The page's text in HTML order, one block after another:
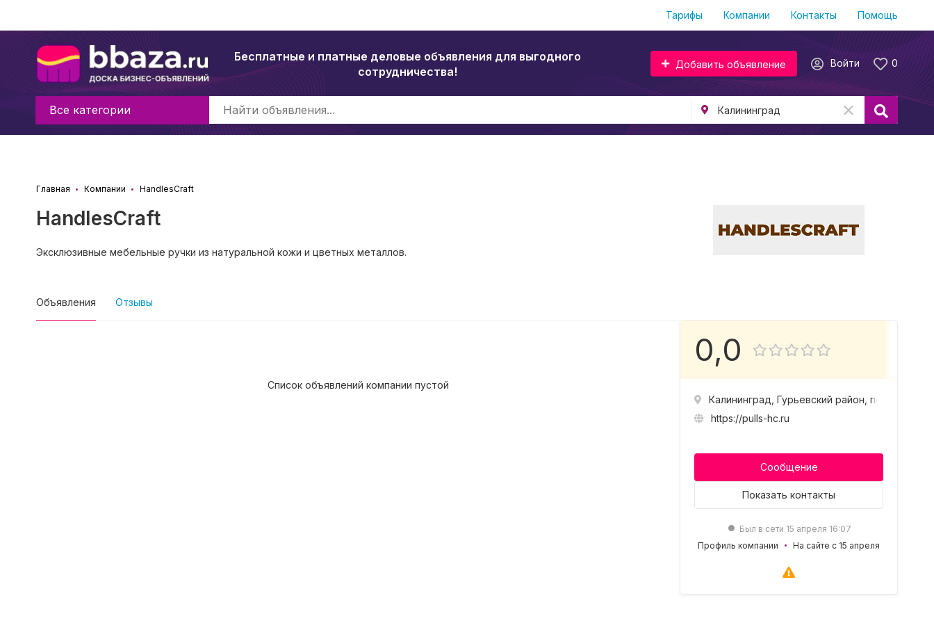
Тарифы Компании Контакты Помощь
Бесплатные и платные деловые объявления для выгодного
сотрудничества!
0
Войти
Добавить объявление
Все категории
Главная Компании HandlesCraft
HandlesCraft
Эксклюзивные мебельные ручки из натуральной кожи и цветных металлов.
Объявления Отзывы
Список объявлений компании пустой
0,0
Калининград, Гурьевский район, поселок
https://pulls-hc.ru
Сообщение
Показать контакты
Был в сети 15 апреля 16:07
Профиль компании
На сайте с 15 апреля